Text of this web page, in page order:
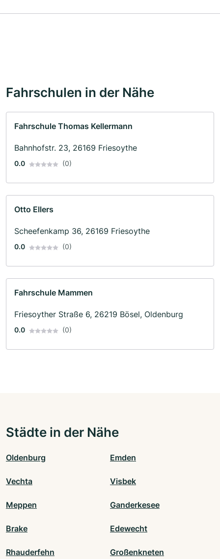
Fahrschulen in der Nähe
Fahrschule Thomas Kellermann
Bahnhofstr. 23, 26169 Friesoythe
0.0 (0)
Otto Ellers
Scheefenkamp 36, 26169 Friesoythe
0.0 (0)
Fahrschule Mammen
Friesoyther Straße 6, 26219 Bösel, Oldenburg
0.0 (0)
Städte in der Nähe
Oldenburg Emden
Vechta Visbek
Meppen Ganderkesee
Brake Edewecht
Rhauderfehn Großenkneten